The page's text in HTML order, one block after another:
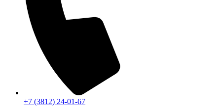
+7 (3812) 24-01-67